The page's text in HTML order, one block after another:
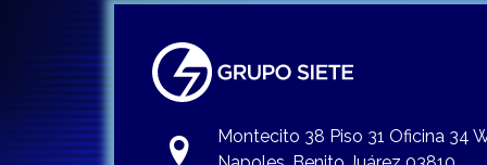
Montecito 38 Piso 31 Oficina 34